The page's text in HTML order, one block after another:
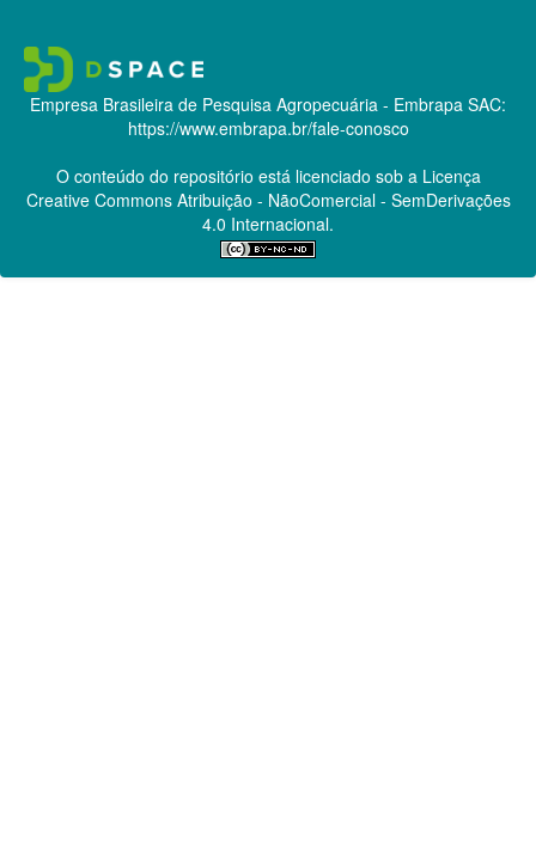
Empresa Brasileira de Pesquisa Agropecuária - Embrapa SAC:
https://www.embrapa.br/fale-conosco
O conteúdo do repositório está licenciado sob a Licença
Creative CommonsAtribuição - NãoComercial - SemDerivações
4.0 Internacional.